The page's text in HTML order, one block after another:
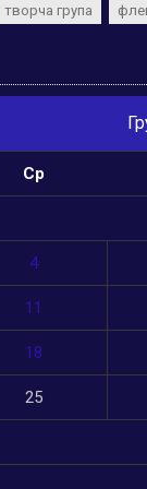
творча група
Ср
4
11
18
25